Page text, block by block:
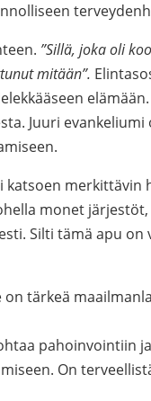
”Sillä, joka oli
mitään”.
Juuri
katsoen
monet
Silti tämä apu
on tärkeä
pahoinvointiin
On